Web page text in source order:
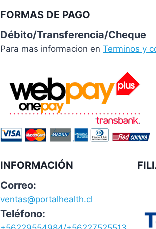
FORMAS DE PAGO
Débito/Transferencia/Cheque
Para mas informacion en Terminos y
INFORMACIÓN
Correo:
ventas@portalhealth.cl
Teléfono: